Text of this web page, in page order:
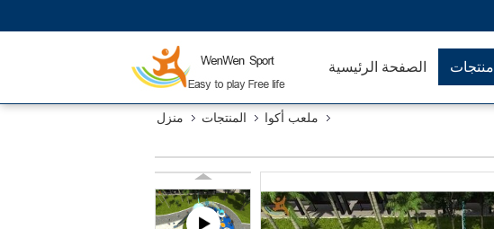
الصفحة الرئيسية منتجات
منزل المنتجات ملعب أكوا